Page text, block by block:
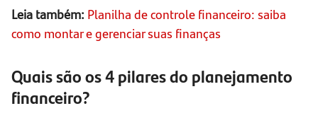
Leia também: Planilha de controle financeiro: saiba
como montar e gerenciar suas finanças
Quais são os 4 pilares do planejamento
financeiro?